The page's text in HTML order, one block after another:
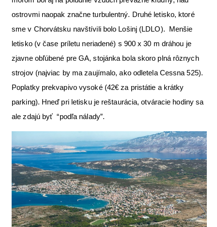
ostrovmi naopak značne turbulentný. Druhé letisko, ktoré
sme v Chorvátsku navštívili bolo Lošinj (LDLO). Menšie
letisko (v čase príletu neriadené) s 900 x 30 m dráhou je
zjavne obľúbené pre GA, stojánka bola skoro plná rôznych
strojov (najviac by ma zaujímalo, ako odletela Cessna 525).
Poplatky prekvapivo vysoké (42€ za pristátie a krátky
parking). Hneď pri letisku je reštaurácia, otváracie hodiny sa
ale zdajú byť “podľa nálady”.